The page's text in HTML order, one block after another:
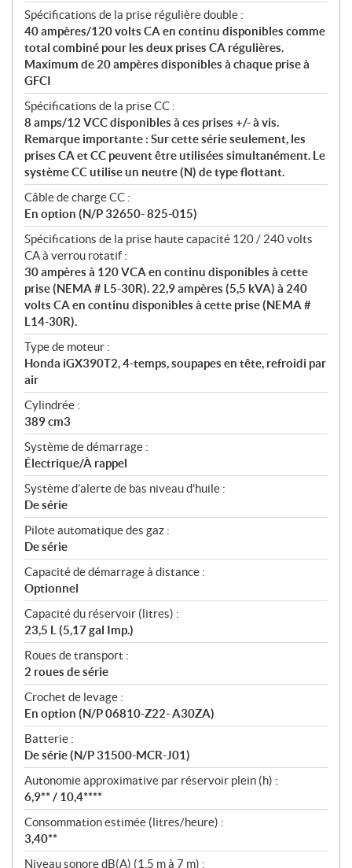
Spécifications de la prise régulière double :
40 ampères/120 volts CA en continu disponibles comme
total combiné pour les deux prises CA régulières.
Maximum de 20 ampères disponibles à chaque prise à
GFCI
Spécifications de la prise CC :
8 amps/12 VCC disponibles à ces prises +/- à vis.
Remarque importante : Sur cette série seulement, les
prises CA et CC peuvent être utilisées simultanément. Le
système CC utilise un neutre (N) de type flottant.
Câble de charge CC :
En option (N/P 32650- 825-015)
Spécifications de la prise haute capacité 120 / 240 volts
CA à verrou rotatif :
30 ampères à 120 VCA en continu disponibles à cette
prise (NEMA # L5-30R). 22,9 ampères (5,5 kVA) à 240
volts CA en continu disponibles à cette prise (NEMA #
L14-30R).
Type de moteur :
Honda iGX390T2, 4-temps, soupapes en tête, refroidi par
air
Cylindrée :
389 cm3
Système de démarrage :
Électrique/À rappel
Système d’alerte de bas niveau d’huile :
De série
Pilote automatique des gaz :
De série
Capacité de démarrage à distance :
Optionnel
Capacité du réservoir (litres) :
23,5 L (5,17 gal Imp.)
Roues de transport :
2 roues de série
Crochet de levage :
En option (N/P 06810-Z22- A30ZA)
Batterie :
De série (N/P 31500-MCR-J01)
Autonomie approximative par réservoir plein (h) :
6,9** / 10,4****
Consommation estimée (litres/heure) :
3,40**
Niveau sonore dB(A) (1,5 m à 7 m) :